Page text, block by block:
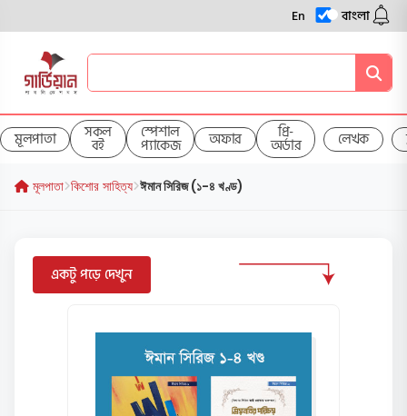
En বাংলা
মূলপাতা সকল
বই
স্পেশাল
প্যাকেজ অফার প্রি-
অর্ডার লেখক
মূলপাতা কিশোর সাহিত্য ঈমান সিরিজ (১-৪ খণ্ড)
একটু পড়ে দেখুন